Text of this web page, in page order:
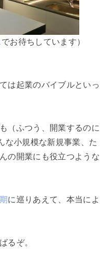
でお待ちしています）
は起業のバイブルといっ
（ふつう、開業するのに
な小規模な新規事業、た
の開業にも役立つような
に巡りあえて、本当によ
るぞ。